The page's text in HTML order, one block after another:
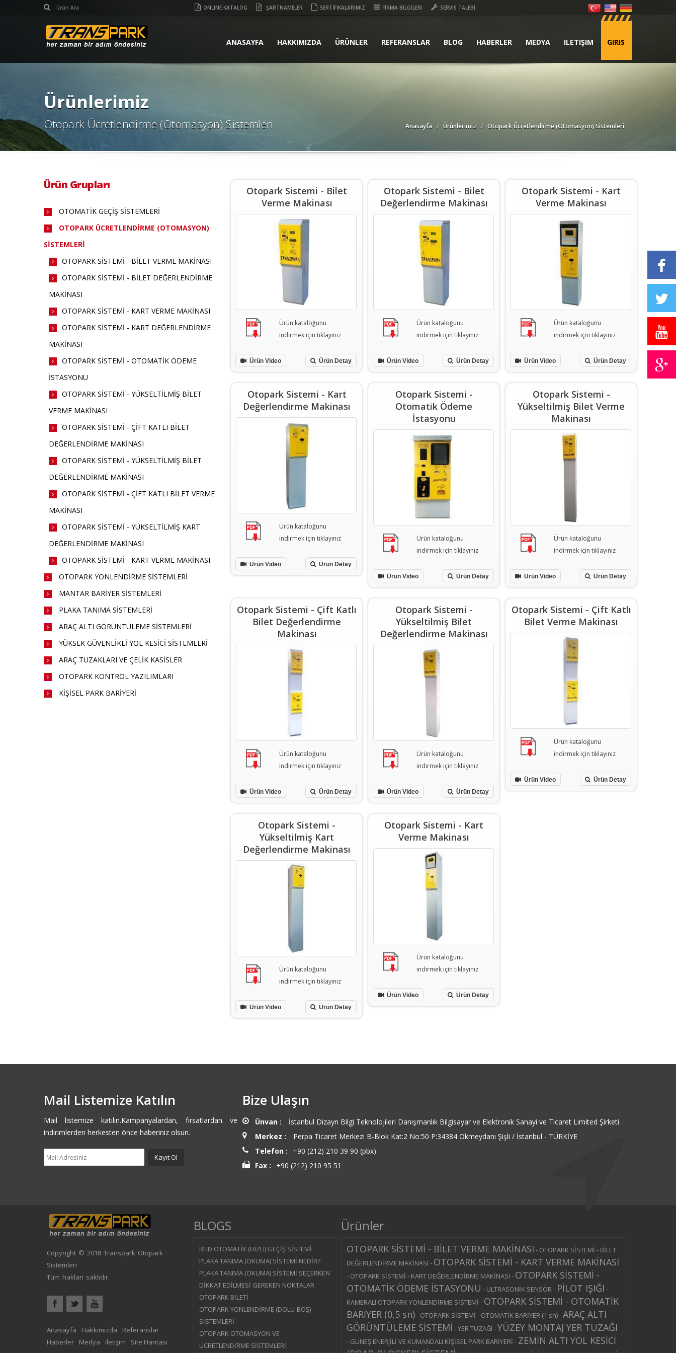
ONLINE KATALOG ŞARTNAMELER SERTİFİKALARIMIZ FİRMA BİLGİLERİ SERVİS TALEBİ
ANASAYFA HAKKIMIZDA ÜRÜNLER REFERANSLAR BLOG HABERLER MEDYA ILETIŞIM GIRIS
Ürünlerimiz
Otopark Ücretlendirme (Otomasyon) Sistemleri Anasayfa Ürünlerimiz Otopark Ücretlendirme (Otomasyon) Sistemleri
Otopark Sistemi - Bilet
Verme Makinası
Ürün kataloğunu
indirmek için tıklayınız
Ürün Detay
Ürün Video
Otopark Sistemi - Bilet
Değerlendirme Makinası
Ürün kataloğunu
indirmek için tıklayınız
Ürün Detay
Ürün Video
Otopark Sistemi - Kart
Verme Makinası
Ürün kataloğunu
indirmek için tıklayınız
Ürün Detay
Ürün Video
Otopark Sistemi - Kart
Değerlendirme Makinası
Ürün kataloğunu
indirmek için tıklayınız
Ürün Detay
Ürün Video
Otopark Sistemi -
Otomatik Ödeme
İstasyonu
Ürün kataloğunu
indirmek için tıklayınız
Ürün Detay
Ürün Video
Otopark Sistemi -
Yükseltilmiş Bilet Verme
Makinası
Ürün kataloğunu
indirmek için tıklayınız
Ürün Detay
Ürün Video
Otopark Sistemi - Çift Katlı
Bilet Değerlendirme
Makinası
Ürün kataloğunu
indirmek için tıklayınız
Ürün Detay
Ürün Video
Otopark Sistemi -
Yükseltilmiş Bilet
Değerlendirme Makinası
Ürün kataloğunu
indirmek için tıklayınız
Ürün Detay
Ürün Video
Otopark Sistemi - Çift Katlı
Bilet Verme Makinası
Ürün kataloğunu
indirmek için tıklayınız
Ürün Detay
Ürün Video
Otopark Sistemi -
Yükseltilmiş Kart
Değerlendirme Makinası
Ürün kataloğunu
indirmek için tıklayınız
Ürün Detay
Ürün Video
Otopark Sistemi - Kart
Verme Makinası
Ürün kataloğunu
indirmek için tıklayınız
Ürün Detay
Ürün Video
Ürün Grupları
OTOMATİK GEÇİŞ SİSTEMLERİ
OTOPARK ÜCRETLENDİRME (OTOMASYON)
SİSTEMLERİ
OTOPARK SİSTEMİ - BİLET VERME MAKİNASI
OTOPARK SİSTEMİ - BİLET DEĞERLENDİRME
MAKİNASI
OTOPARK SİSTEMİ - KART VERME MAKİNASI
OTOPARK SİSTEMİ - KART DEĞERLENDİRME
MAKİNASI
OTOPARK SİSTEMİ - OTOMATİK ÖDEME
İSTASYONU
OTOPARK SİSTEMİ - YÜKSELTİLMİŞ BİLET
VERME MAKİNASI
OTOPARK SİSTEMİ - ÇİFT KATLI BİLET
DEĞERLENDİRME MAKİNASI
OTOPARK SİSTEMİ - YÜKSELTİLMİŞ BİLET
DEĞERLENDİRME MAKİNASI
OTOPARK SİSTEMİ - ÇİFT KATLI BİLET VERME
MAKİNASI
OTOPARK SİSTEMİ - YÜKSELTİLMİŞ KART
DEĞERLENDİRME MAKİNASI
OTOPARK SİSTEMİ - KART VERME MAKİNASI
OTOPARK YÖNLENDİRME SİSTEMLERİ
MANTAR BARİYER SİSTEMLERİ
PLAKA TANIMA SİSTEMLERİ
ARAÇ ALTI GÖRÜNTÜLEME SİSTEMLERİ
YÜKSEK GÜVENLİKLİ YOL KESİCİ SİSTEMLERİ
ARAÇ TUZAKLARI VE ÇELİK KASİSLER
OTOPARK KONTROL YAZILIMLARI
KİŞİSEL PARK BARİYERİ
Mail Listemize Katılın
Mail listemize katılın.Kampanyalardan, fırsatlardan ve
indirimlerden herkesten önce haberiniz olsun.
Bize Ulaşın
Ünvan :
İstanbul Dizayn Bilgi Teknolojileri Danışmanlık Bilgisayar ve Elektronik Sanayi ve Ticaret Limited Şirketi
Merkez :
Perpa Ticaret Merkezi B-Blok Kat:2 No:50 P:34384 Okmeydanı Şişli / İstanbul - TÜRKİYE
Telefon :
+90 (212) 210 39 90 (pbx)
Fax :
+90 (212) 210 95 51
Copyright © 2018 Transpark Otopark
Sistemleri
Tüm hakları saklıdır.
Anasayfa Hakkımızda
Referanslar
Haberler
Medya iletişim Site Haritası
BLOGS
RFID OTOMATİK (HIZLI) GEÇİŞ SİSTEMİ
PLAKA TANIMA (OKUMA) SİSTEMİ NEDİR?
PLAKA TANIMA (OKUMA) SİSTEMİ SEÇERKEN
DİKKAT EDİLMESİ GEREKEN NOKTALAR
OTOPARK BİLETİ
OTOPARK YÖNLENDİRME (DOLU-BOŞ)
SİSTEMLERİ
OTOPARK OTOMASYON VE
ÜCRETLENDİRME SİSTEMLERİ
Ürünler
OTOPARK SİSTEMİ - BİLET VERME MAKİNASI - OTOPARK SİSTEMİ - BİLET
DEĞERLENDİRME MAKİNASI - OTOPARK SİSTEMİ - KART VERME MAKİNASI
- OTOPARK SİSTEMİ - KART DEĞERLENDİRME MAKİNASI - OTOPARK SİSTEMİ -
OTOMATİK ÖDEME İSTASYONU - ULTRASONİK SENSÖR - PİLOT IŞIĞI -
KAMERALI OTOPARK YÖNLENDİRME SİSTEMİ - OTOPARK SİSTEMİ - OTOMATİK
BARİYER (0,5 sn)- OTOPARK SİSTEMİ - OTOMATİK BARİYER (1 sn)-ARAÇ ALTI
GÖRÜNTÜLEME SİSTEMİ -YER TUZAĞI -YÜZEY MONTAJ YER TUZAĞI
- GÜNEŞ ENERJİLİ VE KUMANDALI KİŞİSEL PARK BARİYERİ - ZEMİN ALTI YOL KESİCİ